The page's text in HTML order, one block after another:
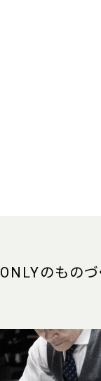
ONLYのものづ